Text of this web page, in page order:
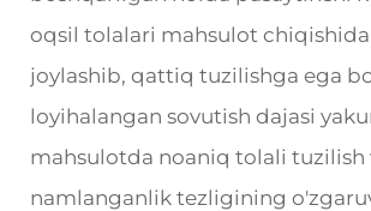
oqsil tolalari mahsulot
joylashib, qattiq tuzilishga ega
loyihalangan sovutish dajasi
mahsulotda noaniq tolali tuzilish
namlanganlik tezligining